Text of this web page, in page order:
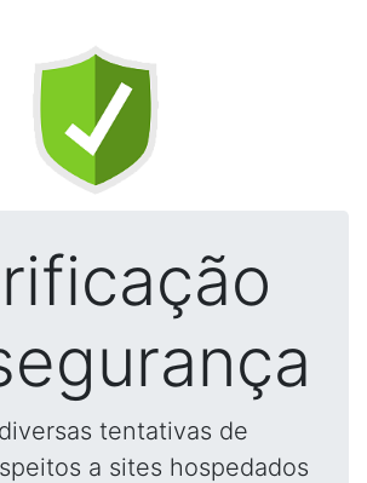
tentativas de
a sites hospedados